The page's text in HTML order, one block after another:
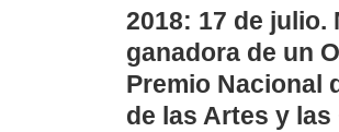
2018: 17 de julio.
ganadora de un
Premio Nacional
de las Artes y